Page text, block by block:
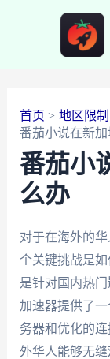
首页
地区限
番茄小说在新
番茄小
么办
对于在海外的
个关键挑战是
是针对国内热
加速器提供了
务器和优化的
外华人能够无缝